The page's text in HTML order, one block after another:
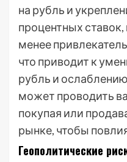
на рубль и
процентных
менее
что приводит к
рубль и
может проводить
покупая или
рынке, чтобы
Геополитические